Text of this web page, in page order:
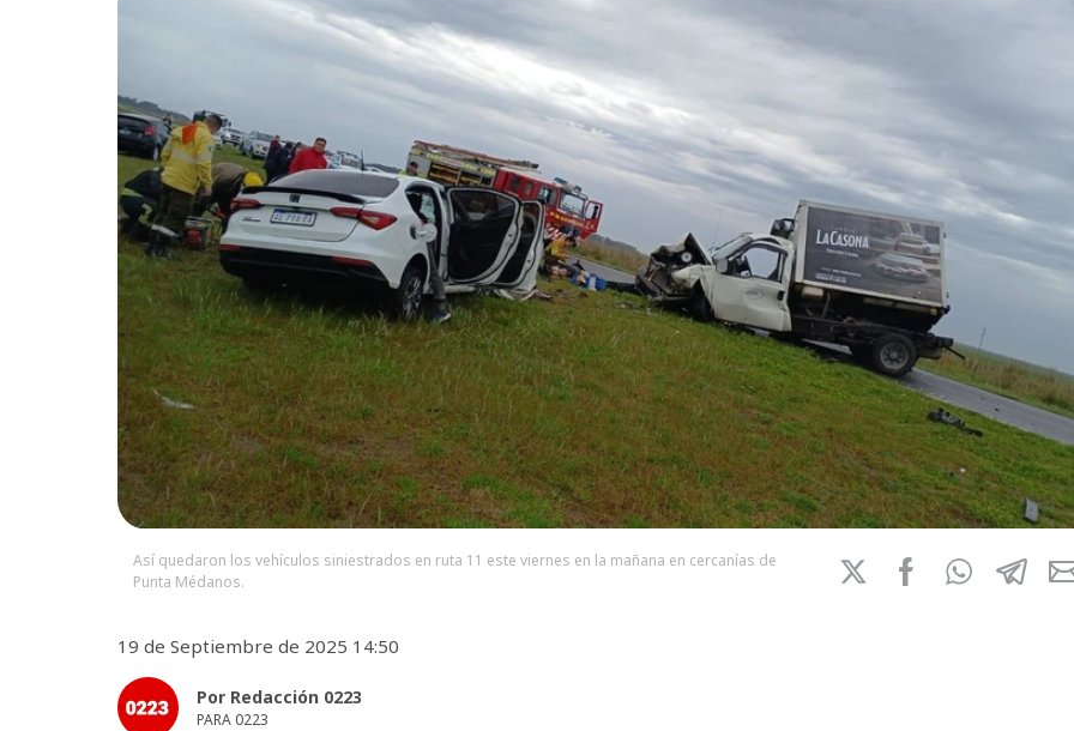
Así quedaron los vehículos siniestrados en ruta 11 este viernes en la mañana en cercanías de
Punta Médanos.
19 de Septiembre de 2025 14:50
Por Redacción 0223
PARA 0223